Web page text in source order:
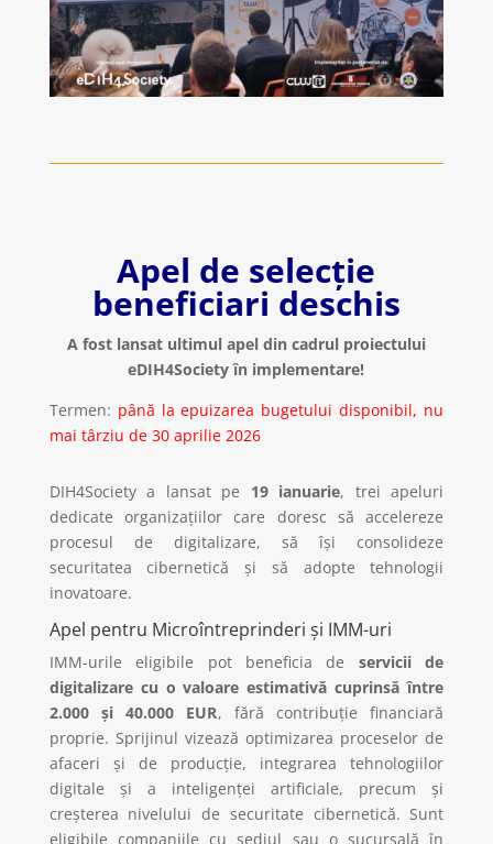
Apel de selecție
beneficiari deschis
A fost lansat ultimul apel din cadrul proiectului
eDIH4Society în implementare!
Termen: până la epuizarea bugetului disponibil, nu
mai târziu de 30 aprilie 2026
DIH4Society a lansat pe 19 ianuarie, trei apeluri
dedicate organizațiilor care doresc să accelereze
procesul de digitalizare, să își consolideze
securitatea cibernetică și să adopte tehnologii
inovatoare.
Apel pentru Microîntreprinderi și IMM-uri
IMM-urile eligibile pot beneficia de servicii de
digitalizare cu o valoare estimativă cuprinsă între
2.000 și 40.000 EUR, fără contribuție financiară
proprie. Sprijinul vizează optimizarea proceselor de
afaceri și de producție, integrarea tehnologiilor
digitale și a inteligenței artificiale, precum și
creșterea nivelului de securitate cibernetică. Sunt
eligibile companiile cu sediul sau o sucursală în